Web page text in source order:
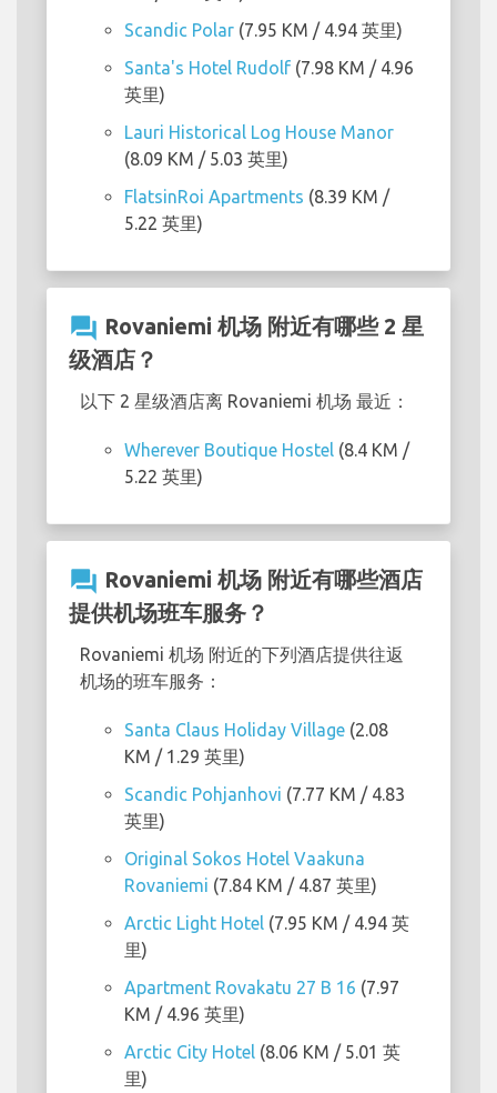
Scandic Polar (7.95 KM / 4.94 英里)
Santa's Hotel Rudolf (7.98 KM / 4.96
英里)
Lauri Historical Log House Manor
(8.09 KM / 5.03 英里)
FlatsinRoi Apartments (8.39 KM /
5.22 英里)
question_answer Rovaniemi 机场 附近有哪些 2 星
级酒店？
以下 2 星级酒店离 Rovaniemi 机场 最近：
Wherever Boutique Hostel (8.4 KM /
5.22 英里)
question_answer Rovaniemi 机场 附近有哪些酒店
提供机场班车服务？
Rovaniemi 机场 附近的下列酒店提供往返
机场的班车服务：
Santa Claus Holiday Village (2.08
KM / 1.29 英里)
Scandic Pohjanhovi (7.77 KM / 4.83
英里)
Original Sokos Hotel Vaakuna
Rovaniemi (7.84 KM / 4.87 英里)
Arctic Light Hotel (7.95 KM / 4.94 英
里)
Apartment Rovakatu 27 B 16 (7.97
KM / 4.96 英里)
Arctic City Hotel (8.06 KM / 5.01 英
里)